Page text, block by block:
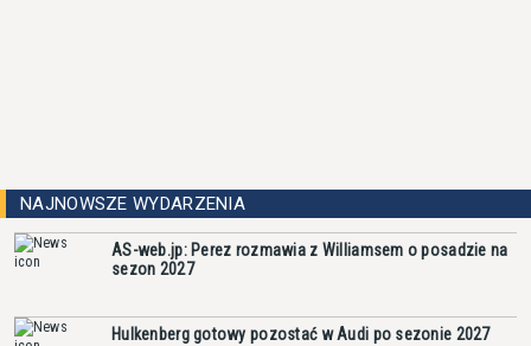
NAJNOWSZE WYDARZENIA
AS-web.jp: Perez rozmawia z Williamsem o posadzie na
sezon 2027
Hulkenberg gotowy pozostać w Audi po sezonie 2027